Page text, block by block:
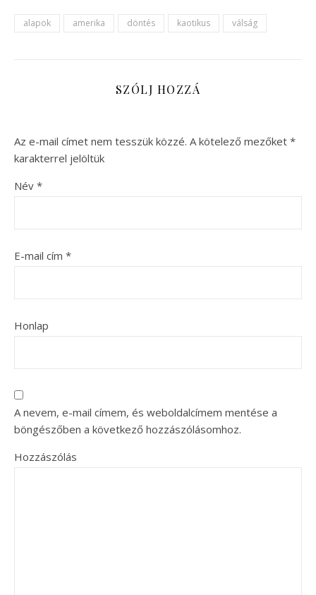
alapok amerika döntés kaotikus válság
SZÓLJ HOZZÁ
Az e-mail címet nem tesszük közzé. A kötelező mezőket *
karakterrel jelöltük
Név *
E-mail cím *
Honlap
A nevem, e-mail címem, és weboldalcímem mentése a
böngészőben a következő hozzászólásomhoz.
Hozzászólás